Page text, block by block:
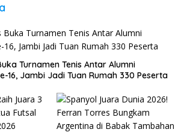
Turnamen Tenis Antar Alumni
16, Jambi Jadi Tuan Rumah 330 Peserta